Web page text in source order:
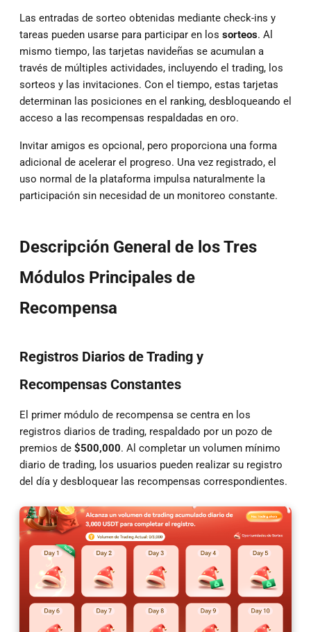
Las entradas de sorteo obtenidas mediante check-ins y
tareas pueden usarse para participar en los sorteos. Al
mismo tiempo, las tarjetas navideñas se acumulan a
través de múltiples actividades, incluyendo el trading, los
sorteos y las invitaciones. Con el tiempo, estas tarjetas
determinan las posiciones en el ranking, desbloqueando el
acceso a las recompensas respaldadas en oro.
Invitar amigos es opcional, pero proporciona una forma
adicional de acelerar el progreso. Una vez registrado, el
uso normal de la plataforma impulsa naturalmente la
participación sin necesidad de un monitoreo constante.
Descripción General de los Tres
Módulos Principales de
Recompensa
Registros Diarios de Trading y
Recompensas Constantes
El primer módulo de recompensa se centra en los
registros diarios de trading, respaldado por un pozo de
premios de $500,000. Al completar un volumen mínimo
diario de trading, los usuarios pueden realizar su registro
del día y desbloquear las recompensas correspondientes.